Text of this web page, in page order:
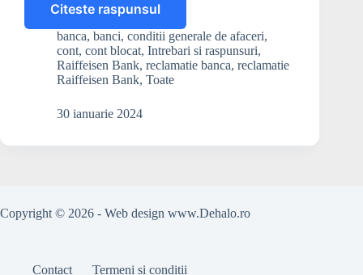
Citeste raspunsul
Banca
Raiffeisen
poate
sa-
mi
contul,
sa
banca, banci, conditii generale de afaceri,
cont, cont blocat, Intrebari si raspunsuri,
Raiffeisen Bank, reclamatie banca, reclamatie
Raiffeisen Bank, Toate
30 ianuarie 2024
Copyright © 2026 - Web design www.Dehalo.ro
Contact Termeni și condiții